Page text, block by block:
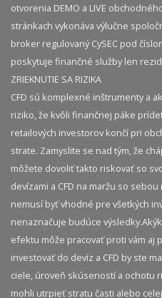
otvorenia DEMO a LIVE
stránkach vykonáva výlučne
broker regulovaný CySEC pod
poskytuje finančné služby len
ZRIEKNUTIE SA RIZIKA
CFD sú komplexné inštrumenty a
riziko, že kvôli finančnej páke
retailových investorov končí pri
strate. Zamyslite se nad tým, že
môžete dovoliť takto riskovať so
devízami a CFD na maržu so
nemusí byť vhodné pre všetkých
nenaznačuje budúce výsledky.​
efektu môže pracovať proti vám aj
investovať do devíz a CFD by ste
ciele, úroveň skúseností a ochotu
mohli utrpieť stratu časti alebo